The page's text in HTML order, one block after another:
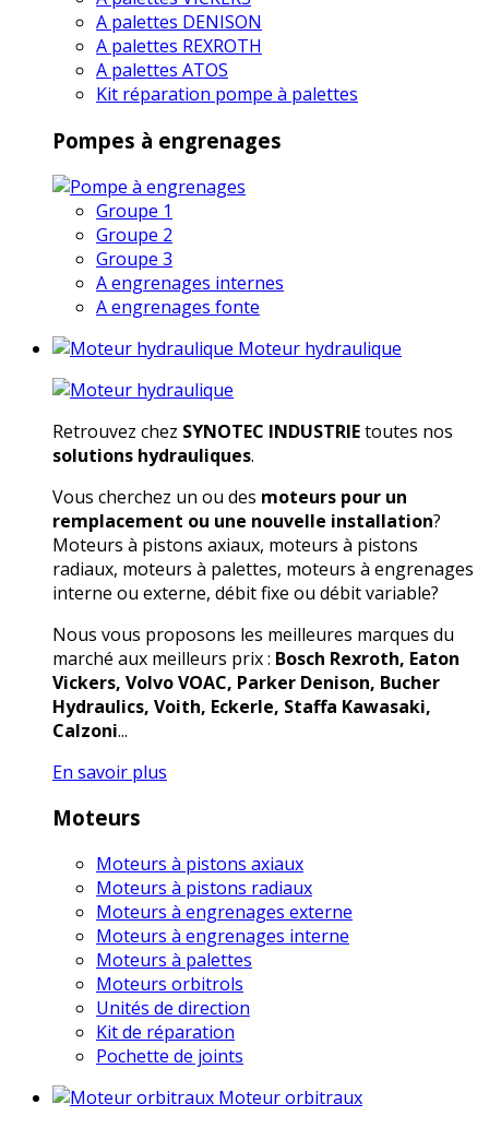
A palettes DENISON
A palettes REXROTH
A palettes ATOS
Kit réparation pompe à palettes
Pompes à engrenages
Groupe 1
Groupe 2
Groupe 3
A engrenages internes
A engrenages fonte
Moteur hydraulique
Retrouvez chez SYNOTEC INDUSTRIEtoutes nos
solutions hydrauliques.
Vous cherchez un ou des moteurs pour un
remplacement ou une nouvelle installation?
Moteurs à pistons axiaux, moteurs à pistons
radiaux, moteurs à palettes, moteurs à engrenages
interne ou externe, débit fixe ou débit variable?
Nous vous proposons les meilleures marques du
marché aux meilleurs prix : Bosch Rexroth, Eaton
Vickers, Volvo VOAC, Parker Denison, Bucher
Hydraulics, Voith, Eckerle, Staffa Kawasaki,
Calzoni...
En savoir plus
Moteurs
Moteurs à pistons axiaux
Moteurs à pistons radiaux
Moteurs à engrenages externe
Moteurs à engrenages interne
Moteurs à palettes
Moteurs orbitrols
Unités de direction
Kit de réparation
Pochette de joints
Moteur orbitraux